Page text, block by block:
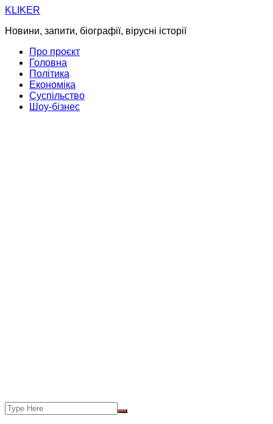
Skip
content
KLIKER
Новини, запити, біографії, вірусні історії
Про проєкт
Головна
Політика
Економіка
Суспільство
Шоу-бізнес